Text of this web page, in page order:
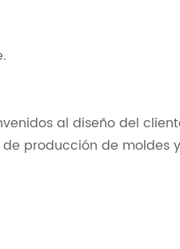
al diseño del
producción de moldes